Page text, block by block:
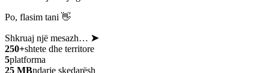
Po, flasim tani 👋
Shkruaj një mesazh… ➤
250+shtete dhe territore
5platforma
25 MBndarje skedarësh